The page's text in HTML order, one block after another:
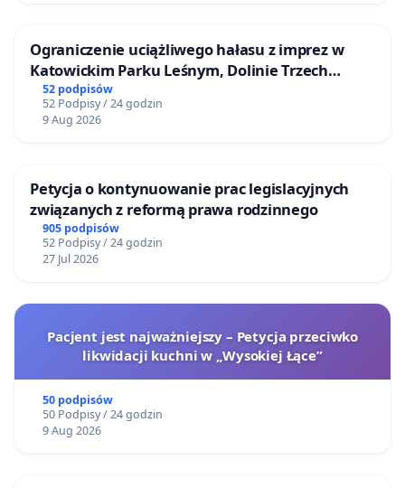
Ograniczenie uciążliwego hałasu z imprez w
Katowickim Parku Leśnym, Dolinie Trzech
Stawów i na Lotnisku Muchowiec
52 podpisów
52 Podpisy / 24 godzin
9 Aug 2026
Petycja o kontynuowanie prac legislacyjnych
związanych z reformą prawa rodzinnego
905 podpisów
52 Podpisy / 24 godzin
27 Jul 2026
Pacjent jest najważniejszy – Petycja przeciwko
likwidacji kuchni w „Wysokiej Łące”
50 podpisów
50 Podpisy / 24 godzin
9 Aug 2026